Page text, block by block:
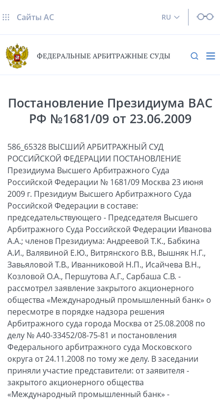
RU
Сайты AC
ФЕДЕРАЛЬНЫЕ АРБИТРАЖНЫЕ СУДЫ
Постановление Президиума ВАС
РФ №1681/09 от 23.06.2009
586_65328 ВЫСШИЙ АРБИТРАЖНЫЙ СУД
РОССИЙСКОЙ ФЕДЕРАЦИИ ПОСТАНОВЛЕНИЕ
Президиума Высшего Арбитражного Суда
Российской Федерации № 1681/09 Москва 23 июня
2009 г. Президиум Высшего Арбитражного Суда
Российской Федерации в составе:
председательствующего - Председателя Высшего
Арбитражного Суда Российской Федерации Иванова
А.А.; членов Президиума: Андреевой Т.К., Бабкина
А.И., Валявиной Е.Ю., Витрянского В.В., Вышняк Н.Г.,
Завьяловой Т.В., Иванниковой Н.П., Исайчева В.Н.,
Козловой О.А., Першутова А.Г., Сарбаша С.В. -
рассмотрел заявление закрытого акционерного
общества «Международный промышленный банк» о
пересмотре в порядке надзора решения
Арбитражного суда города Москва от 25.08.2008 по
делу № А40-33452/08-75-81 и постановления
Федерального арбитражного суда Московского
округа от 24.11.2008 по тому же делу. В заседании
приняли участие представители: от заявителя -
закрытого акционерного общества
«Международный промышленный банк» -